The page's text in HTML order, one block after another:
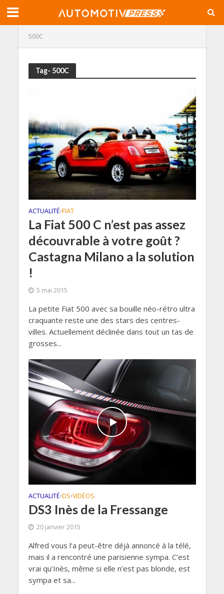
500C
Tag- 500C
ACTUALITÉ•FIAT
La Fiat 500 C n’est pas assez
découvrable à votre goût ?
Castagna Milano a la solution
!
5 mai 2015
La petite Fiat 500 avec sa bouille néo-rétro ultra
craquante reste une des stars des centres-
villes. Actuellement déclinée dans tout un tas de
grosses...
ACTUALITÉ•DS•VIDÉOS
DS3 Inès de la Fressange
20 janvier 2015
Alfred vous l’a peut-être déjà annoncé à la télé,
mais il a rencontré une parisienne sympa. C’est
vrai qu’Inès, même si elle n’est pas blonde, est
sympa et sa...